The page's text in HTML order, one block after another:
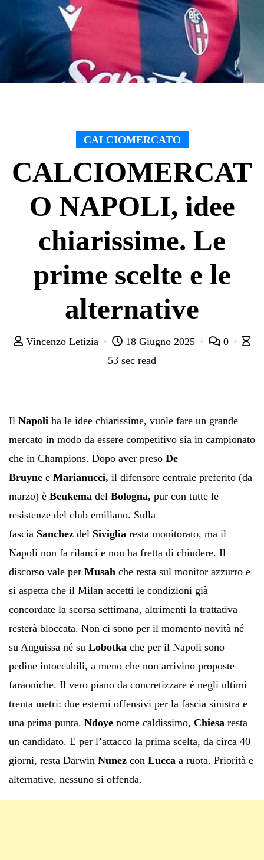
CALCIOMERCATO
CALCIOMERCAT
O NAPOLI, idee
chiarissime. Le
prime scelte e le
alternative
Vincenzo Letizia 18 Giugno 2025
0
53 sec read
Il Napoli ha le idee chiarissime, vuole fare un grande
mercato in modo da essere competitivo sia in campionato
che in Champions. Dopo aver preso De
Bruyne e Marianucci, il difensore centrale preferito (da
marzo) è Beukema del Bologna, pur con tutte le
resistenze del club emiliano. Sulla
fascia Sanchez del Siviglia resta monitorato, ma il
Napoli non fa rilanci e non ha fretta di chiudere. Il
discorso vale per Musah che resta sul monitor azzurro e
si aspetta che il Milan accetti le condizioni già
concordate la scorsa settimana, altrimenti la trattativa
resterà bloccata. Non ci sono per il momento novità né
su Anguissa né su Lobotka che per il Napoli sono
pedine intoccabili, a meno che non arrivino proposte
faraoniche. Il vero piano da concretizzare è negli ultimi
trenta metri: due esterni offensivi per la fascia sinistra e
una prima punta. Ndoye nome caldissimo, Chiesa resta
un candidato. E per l’attacco la prima scelta, da circa 40
giorni, resta Darwin Nunez con Lucca a ruota. Priorità e
alternative, nessuno si offenda.